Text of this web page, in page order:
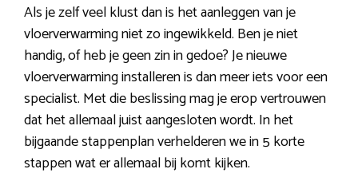
Als je zelf veel klust dan is het aanleggen van je
vloerverwarming niet zo ingewikkeld. Ben je niet
handig, of heb je geen zin in gedoe? Je nieuwe
vloerverwarming installeren is dan meer iets voor een
specialist. Met die beslissing mag je erop vertrouwen
dat het allemaal juist aangesloten wordt. In het
bijgaande stappenplan verhelderen we in 5 korte
stappen wat er allemaal bij komt kijken.